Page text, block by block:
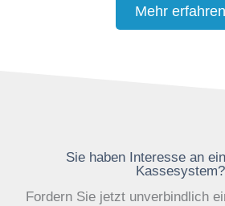
Mehr erfahren
Sie haben Interesse an
Kassesystem?
Fordern Sie jetzt unverbindlich